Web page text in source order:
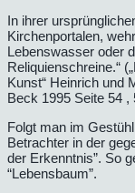
In ihrer
Kirchenportalen,
Lebenswasser oder
Reliquienschreine.“
Kunst“ Heinrich und
Beck 1995 Seite 54 ,
Folgt man im
Betrachter in der
der Erkenntnis”. So
“Lebensbaum”.